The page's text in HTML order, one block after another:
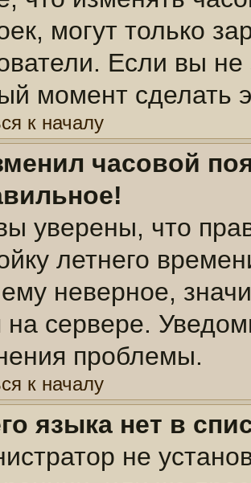
могут только
Если вы
момент сделать
к началу
часовой
уверены, что
летнего
неверное,
на сервере.
проблемы.
к началу
языка нет в
не